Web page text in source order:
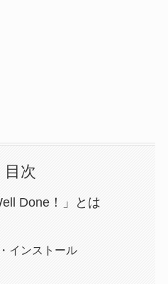
目次
Done！」とは
インストール